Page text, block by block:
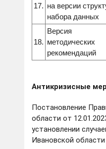
17. на версии
набора данных
18.
Версия
методических
рекомендаций
Антикризисные
Постановление
области от
установлении
Ивановской области